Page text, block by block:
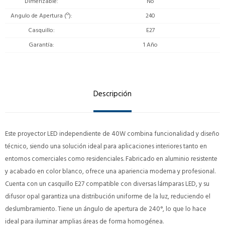
Angulo de Apertura (º)
240
Casquillo
E27
Garantía
1 Año
Descripción
Este proyector LED independiente de 40W combina funcionalidad y diseño
técnico, siendo una solución ideal para aplicaciones interiores tanto en
entornos comerciales como residenciales. Fabricado en aluminio resistente
y acabado en color blanco, ofrece una apariencia moderna y profesional.
Cuenta con un casquillo E27 compatible con diversas lámparas LED, y su
difusor opal garantiza una distribución uniforme de la luz, reduciendo el
deslumbramiento. Tiene un ángulo de apertura de 240°, lo que lo hace
ideal para iluminar amplias áreas de forma homogénea.